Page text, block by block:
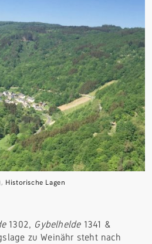
, Historische Lagen
1302, Gybelhelde1341 &
zu Weinähr steht nach